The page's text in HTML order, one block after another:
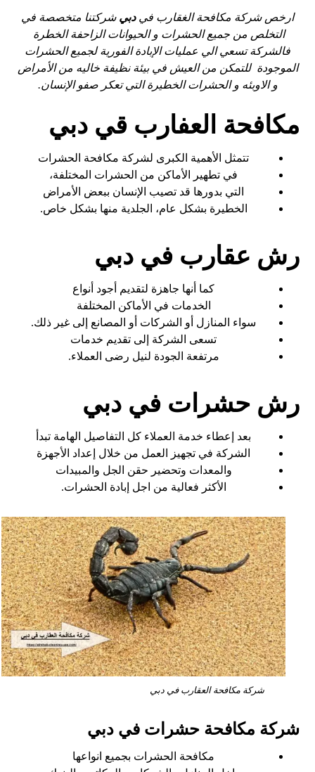
ارخص شركة مكافحة الغقارب فيدبي شركتنا متخصصة في
التخلص من جميع الحشرات و الحيوانات الزاحفة الخطرة
فالشركة تسعي الي عمليات الإبادة الفورية لجميع الحشرات
الموجودة للتمكن من العيش في بيئة نظيفة خاليه من الأمراض
و الاوبئه و الحشرات الخطيرة التي تعكر صفو الإنسان.
مكافحة العفارب قي دبي
تتمثل الأهمية الكبرى لشركة مكافحة الحشرات
في تطهير الأماكن من الحشرات المختلفة،
التي بدورها قد تصيب الإنسان ببعض الأمراض
الخطيرة بشكل عام، الجلدية منها بشكل خاص.
رش عقارب في دبي
كما أنها جاهزة لتقديم أجود أنواع
الخدمات في الأماكن المختلفة
سواء المنازل أو الشركات أو المصانع إلى غير ذلك.
تسعى الشركة إلى تقديم خدمات
مرتفعة الجودة لنيل رضى العملاء.
رش حشرات في دبي
بعد إعطاء خدمة العملاء كل التفاصيل الهامة تبدأ
الشركة في تجهيز العمل من خلال إعداد الأجهزة
والمعدات وتحضير حقن الجل والمبيدات
الأكثر فعالية من اجل إبادة الحشرات.
شركة مكافحة العقارب في دبي
شركة مكافحة حشرات في دبي
مكافحة الحشرات بجميع انواعها